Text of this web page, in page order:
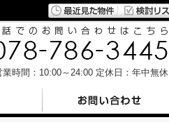
業時間：10:00～24:00 定休日：年中無休